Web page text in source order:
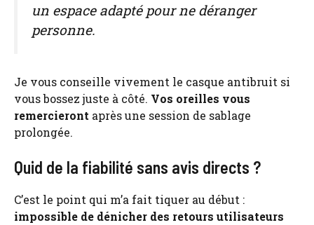
un espace adapté pour ne déranger
personne.
Je vous conseille vivement le casque antibruit si
vous bossez juste à côté. Vos oreilles vous
remercieront après une session de sablage
prolongée.
Quid de la fiabilité sans avis directs ?
C’est le point qui m’a fait tiquer au début :
impossible de dénicher des retours utilisateurs